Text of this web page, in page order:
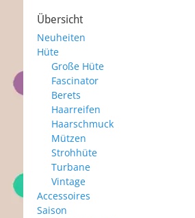
Übersicht
Neuheiten
Hüte
Große Hüte
Fascinator
Berets
Haarreifen
Haarschmuck
Mützen
Strohhüte
Turbane
Vintage
Accessoires
Saison